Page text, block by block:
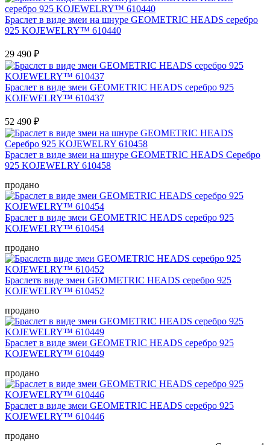
Браслет в виде змеи на шнуре GEOMETRIC HEADS серебро
925 KOJEWELRY™ 610440
29 490 ₽
Браслет в виде змеи GEOMETRIC HEADS серебро 925
KOJEWELRY™ 610437
52 490 ₽
Браслет в виде змеи на шнуре GEOMETRIC HEADS Серебро
925 KOJEWELRY 610458
продано
Браслет в виде змеи GEOMETRIC HEADS серебро 925
KOJEWELRY™ 610454
продано
Браслетв виде змеи GEOMETRIC HEADS серебро 925
KOJEWELRY™ 610452
продано
Браслет в виде змеи GEOMETRIC HEADS серебро 925
KOJEWELRY™ 610449
продано
Браслет в виде змеи GEOMETRIC HEADS серебро 925
KOJEWELRY™ 610446
продано